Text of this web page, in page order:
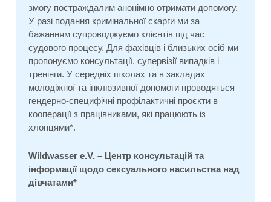
змогу постраждалим анонімно отримати допомогу.
У разі подання кримінальної скарги ми за
бажанням супроводжуємо клієнтів під час
судового процесу. Для фахівців і близьких осіб ми
пропонуємо консультації, супервізії випадків і
тренінги. У середніх школах та в закладах
молодіжної та інклюзивної допомоги проводяться
гендерно-специфічні профілактичні проєкти в
кооперації з працівниками, які працюють із
хлопцями*.
Wildwasser e.V. – Центр консультацій та
інформації щодо сексуального насильства над
дівчатами*